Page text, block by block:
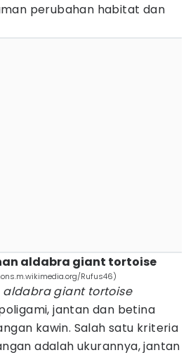
perubahan habitat dan
aldabra giant tortoise
Rufus46)
aldabra giant tortoise
jantan dan betina
kawin. Salah satu kriteria
adalah ukurannya, jantan